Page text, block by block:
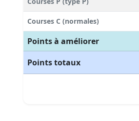
Courses C (normales)
Points à améliorer
Points totaux